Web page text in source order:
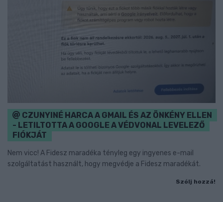
CZUNYINÉ HARCA A GMAIL ÉS AZ ÖNKÉNY ELLEN
- LETILTOTTA A GOOGLE A VÉDVONAL LEVELEZŐ
FIÓKJÁT
Nem vicc! A Fidesz maradéka tényleg egy ingyenes e-mail
szolgáltatást használt, hogy megvédje a Fidesz maradékát.
Szólj hozzá!